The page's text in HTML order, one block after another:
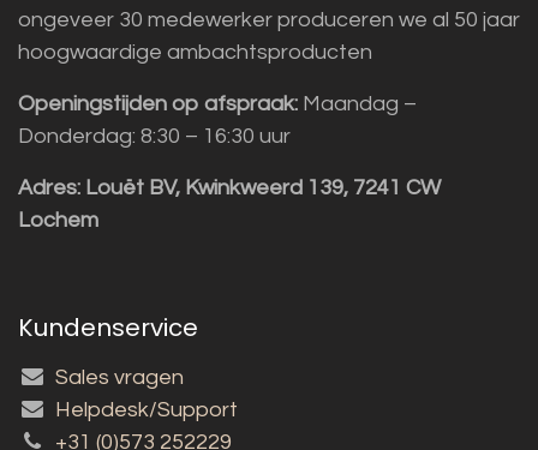
ongeveer 30 medewerker produceren we al 50 jaar
hoogwaardige ambachtsproducten
Openingstijden op afspraak: Maandag –
Donderdag: 8:30 – 16:30 uur
Adres: Louët BV, Kwinkweerd 139, 7241 CW
Lochem
Kundenservice
Sales vragen
Helpdesk/Support
+31 (0)573 252229